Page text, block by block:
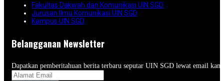
Fakultas Dakwah dan Komunikasi UIN SGD
Jurusan Ilmu Komunikasi UIN SGD
Kampus UIN SGD
Belangganan Newsletter
Dapatkan pemberitahuan berita terbaru seputar UIN SGD lewat email